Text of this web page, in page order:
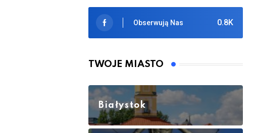
0.8K
Obserwują Nas
TWOJE MIASTO
Białystok